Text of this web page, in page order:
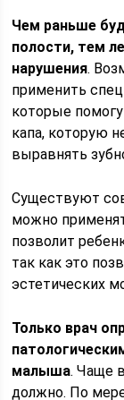
Чем раньше
полости, тем
нарушения.
применить
которые
капа, которую
выравнять
Существуют
можно
позволит
так как это
эстетических
Только врач
малыша. Чаще
должно. По